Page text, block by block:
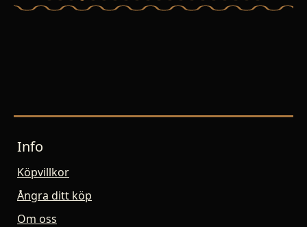
Info
Köpvillkor
Ångra ditt köp
Om oss